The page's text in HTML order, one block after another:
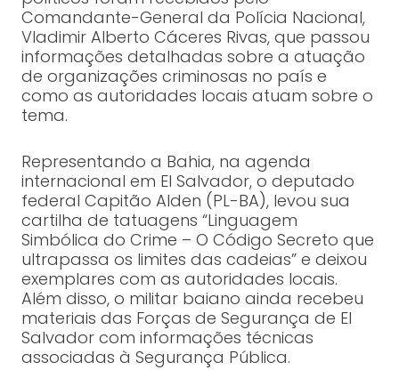
Comandante-General da Polícia Nacional,
Vladimir Alberto Cáceres Rivas, que passou
informações detalhadas sobre a atuação
de organizações criminosas no país e
como as autoridades locais atuam sobre o
tema.
Representando a Bahia, na agenda
internacional em El Salvador, o deputado
federal Capitão Alden (PL-BA), levou sua
cartilha de tatuagens “Linguagem
Simbólica do Crime – O Código Secreto que
ultrapassa os limites das cadeias” e deixou
exemplares com as autoridades locais.
Além disso, o militar baiano ainda recebeu
materiais das Forças de Segurança de El
Salvador com informações técnicas
associadas à Segurança Pública.